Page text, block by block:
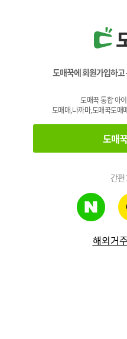
도매꾹에 회원가입하
도매꾹 통합 아
도매매,나까마,도매꾹도매
도매
간편
해외거